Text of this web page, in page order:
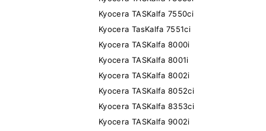
Kyocera TASKalfa 7550ci
Kyocera TasKalfa 7551ci
Kyocera TASKalfa 8000i
Kyocera TASKalfa 8001i
Kyocera TASKalfa 8002i
Kyocera TASKalfa 8052ci
Kyocera TASKalfa 8353ci
Kyocera TASKalfa 9002i